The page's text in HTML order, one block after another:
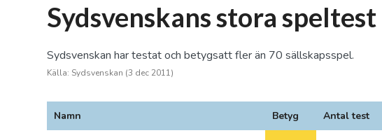
Sydsvenskans stora speltest
Sydsvenskan har testat och betygsatt fler än 70 sällskapsspel.
Källa: Sydsvenskan (3 dec 2011)
Namn Betyg Antal test